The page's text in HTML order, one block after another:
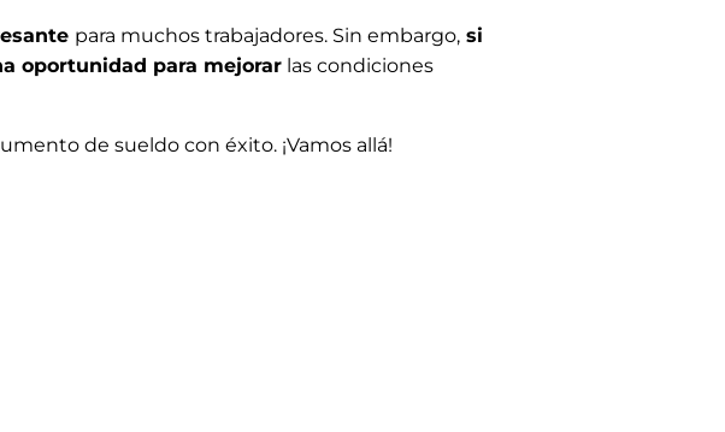
para muchos trabajadores. Sin embargo, si
oportunidad para mejorar las condiciones
de sueldo con éxito. ¡Vamos allá!